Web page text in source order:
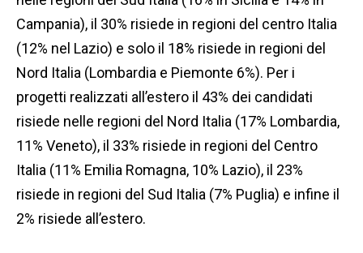
Campania), il 30% risiede in regioni del centro Italia
(12% nel Lazio) e solo il 18% risiede in regioni del
Nord Italia (Lombardia e Piemonte 6%). Per i
progetti realizzati all’estero il 43% dei candidati
risiede nelle regioni del Nord Italia (17% Lombardia,
11% Veneto), il 33% risiede in regioni del Centro
Italia (11% Emilia Romagna, 10% Lazio), il 23%
risiede in regioni del Sud Italia (7% Puglia) e infine il
2% risiede all’estero.